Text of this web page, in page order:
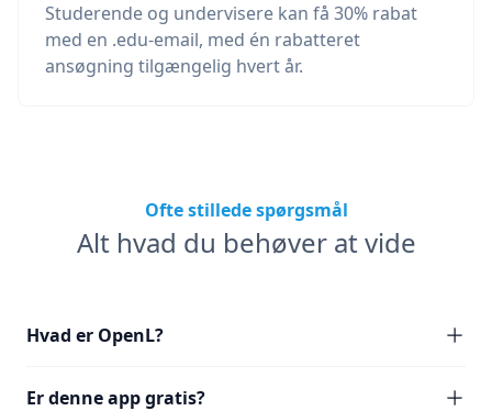
Studerende og undervisere kan få 30% rabat
med en .edu-email, med én rabatteret
ansøgning tilgængelig hvert år.
Ofte stillede spørgsmål
Alt hvad du behøver at vide
Hvad er OpenL?
Er denne app gratis?